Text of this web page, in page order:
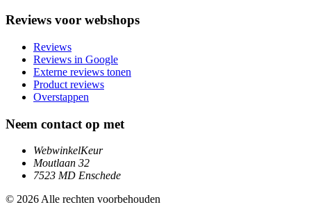
Reviews voor webshops
Reviews
Reviews in Google
Externe reviews tonen
Product reviews
Overstappen
Neem contact op met
WebwinkelKeur
Moutlaan 32
7523 MD Enschede
© 2026 Alle rechten voorbehouden